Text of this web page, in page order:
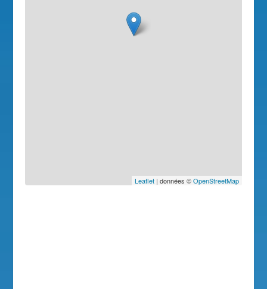
Leaflet| données ©OpenStreetMap